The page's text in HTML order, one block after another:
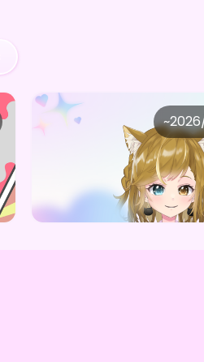
~
Irresistible clouding
1,000 Purchase